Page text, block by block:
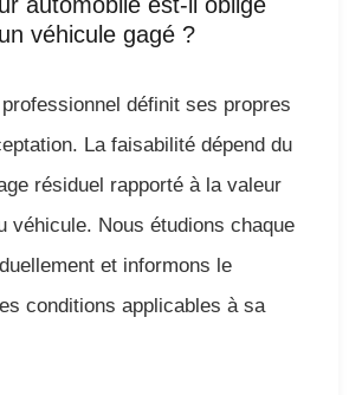
véhicule gagé ?
définit ses propres
La faisabilité dépend du
résiduel rapporté à la valeur
véhicule. Nous étudions chaque
et informons le
conditions applicables à sa